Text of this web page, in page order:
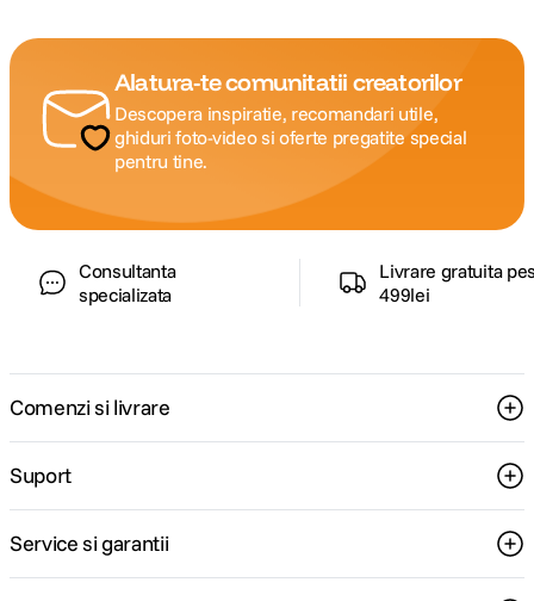
Alatura-te comunitatii creatorilor
Descopera inspiratie, recomandari utile,
ghiduri foto-video si oferte pregatite special
pentru tine.
Consultanta
specializata
Livrare gratuita
499lei
Comenzi si livrare
Suport
Service si garantii